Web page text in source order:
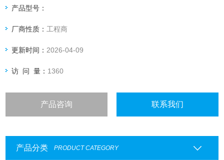
产品型号：
厂商性质： 工程商
更新时间： 2026-04-09
访 问 量： 1360
产品咨询 联系我们
产品分类 PRODUCT CATEGORY